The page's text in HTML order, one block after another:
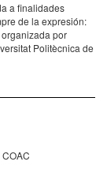
a finalidades
de la expresión:
por
Politècnica de
COAC